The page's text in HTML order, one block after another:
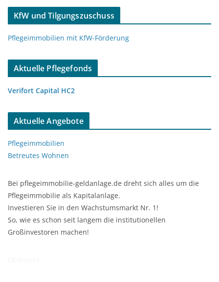
KfW und Tilgungszuschuss
Pflegeimmobilien mit KfW-Förderung
Aktuelle Pflegefonds
Verifort Capital HC2
Aktuelle Angebote
Pflegeimmobilien
Betreutes Wohnen
Bei pflegeimmobilie-geldanlage.de dreht sich alles um die
Pflegeimmobilie als Kapitalanlage.
Investieren Sie in den Wachstumsmarkt Nr. 1!
So, wie es schon seit langem die institutionellen
Großinvestoren machen!